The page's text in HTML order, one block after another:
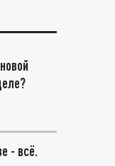
- всё.